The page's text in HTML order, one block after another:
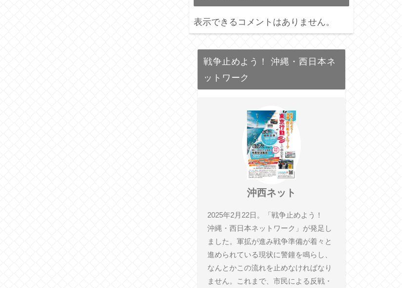
表示できるコメントはありません。
戦争止めよう！ 沖縄・西日本ネ
ットワーク
沖西ネット
2025年2月22日。「戦争止めよう！
沖縄・西日本ネットワーク」が発足し
ました。軍拡が進み戦争準備が着々と
進められている現状に警鐘を鳴らし、
なんとかこの流れを止めなければなり
ません。これまで、市民による反戦・